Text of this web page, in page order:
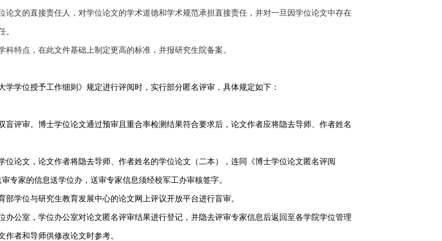
论文的直接责任人，对学位论文的学术道德和学术规范承担直接责任，并对一旦因学位论文中存在
。
科特点，在此文件基础上制定更高的标准，并报研究生院备案。
学学位授予工作细则》规定进行评阅时，实行部分匿名评审，具体规定如下：
盲评审。博士学位论文通过预审且重合率检测结果符合要求后，论文作者应将隐去导师、作者姓名
位论文，论文作者将隐去导师、作者姓名的学位论文（二本），连同《博士学位论文匿名评阅
专家的信息送学位办，送审专家信息须经校军工办审核签字。
部学位与研究生教育发展中心的论文网上评议开放平台进行盲审。
办公室，学位办公室对论文匿名评审结果进行登记，并隐去评审专家信息后返回至各学院学位管理
作者和导师供修改论文时参考。